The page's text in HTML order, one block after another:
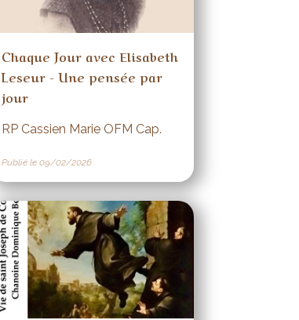
Chaque Jour avec Elisabeth
Leseur - Une pensée par
jour
RP Cassien Marie OFM Cap.
Publié le 09/02/2026